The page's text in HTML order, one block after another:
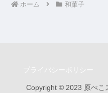
ホーム 和菓子
プライバシーポリシー
Copyright © 2023 原ぺこ